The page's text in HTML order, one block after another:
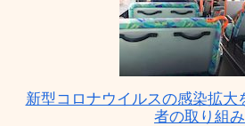
新型コロナウイルスの感染拡大
者の取り組み